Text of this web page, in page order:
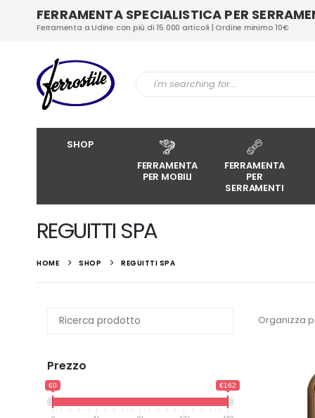
FERRAMENTA SPECIALISTICA PER
Ferramenta a Udine con più di 15.000 articoli | Ordine minimo 10€
SHOP
FERRAMENTA
PER MOBILI
FERRAMENTA
PER
SERRAMENTI
REGUITTI SPA
HOME SHOP REGUITTI SPA
Organizza
Prezzo
€0 €162